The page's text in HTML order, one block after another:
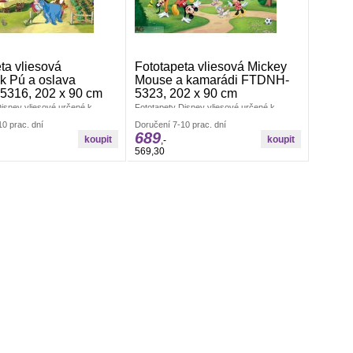
vliesová
Pú a oslava
202 x 90 cm
vliesové určené k
Rozměr: š.202 x v.90cm.
fototapety jednoho dílu.
balení. Lepidlem se
prac. dní
Fototapeta vliesová Mickey
Mouse a kamarádi FTDNH-
5323, 202 x 90 cm
Fototapety Disney vliesové určené k
Vyrobeno v ČR. Rozměr: š.202 x v.90cm.
Jednoduché lepení fototapety jednoho dílu.
Lepidlo je součástí balení. Lepidlem se
natírá pouze zeď.
Doručení 7-10 prac. dní
689,-
569,30